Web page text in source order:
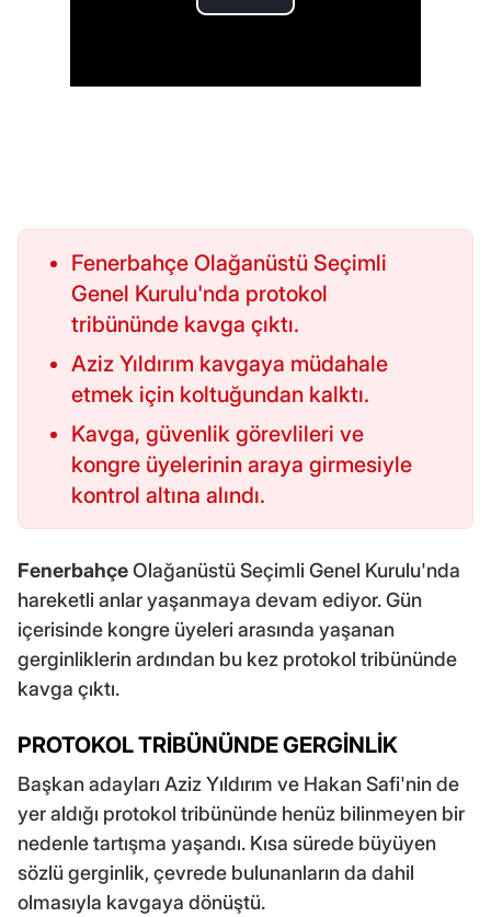
Fenerbahçe Olağanüstü Seçimli
Genel Kurulu'nda protokol
tribününde kavga çıktı.
Aziz Yıldırım kavgaya müdahale
etmek için koltuğundan kalktı.
Kavga, güvenlik görevlileri ve
kongre üyelerinin araya girmesiyle
kontrol altına alındı.
FenerbahçeOlağanüstü Seçimli Genel Kurulu'nda
hareketli anlar yaşanmaya devam ediyor. Gün
içerisinde kongre üyeleri arasında yaşanan
gerginliklerin ardından bu kez protokol tribününde
kavga çıktı.
PROTOKOL TRİBÜNÜNDE GERGİNLİK
Başkan adayları Aziz Yıldırım ve Hakan Safi'nin de
yer aldığı protokol tribününde henüz bilinmeyen bir
nedenle tartışma yaşandı. Kısa sürede büyüyen
sözlü gerginlik, çevrede bulunanların da dahil
olmasıyla kavgaya dönüştü.